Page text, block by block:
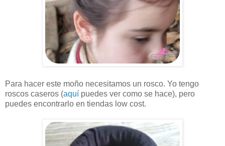
Para hacer este moño necesitamos un rosco. Yo tengo
roscos caseros (aquí puedes ver como se hace), pero
puedes encontrarlo en tiendas low cost.